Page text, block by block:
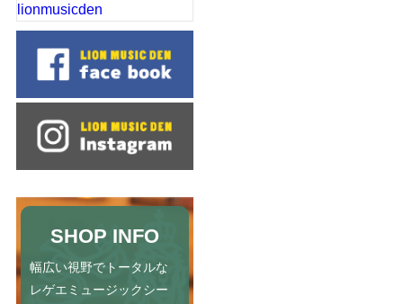
lionmusicden
SHOP INFO
幅広い視野でトータルな
レゲエミュージックシー